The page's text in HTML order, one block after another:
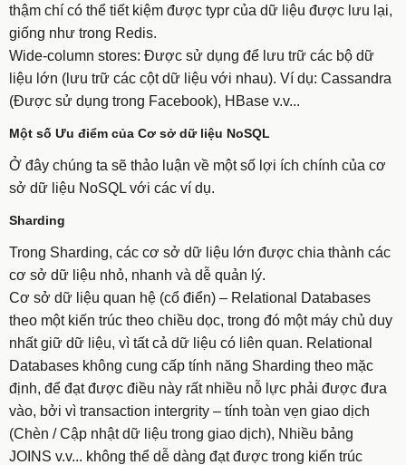
thậm chí có thể tiết kiệm được typr của dữ liệu được lưu lại,
giống như trong Redis.
​​​​​​​Wide-column stores: Được sử dụng để lưu trữ các bộ dữ
liệu lớn (lưu trữ các cột dữ liệu với nhau). Ví dụ: Cassandra
(Được sử dụng trong Facebook), HBase v.v...
Một số Ưu điểm của Cơ sở dữ liệu NoSQL
Ở đây chúng ta sẽ thảo luận về một số lợi ích chính của cơ
sở dữ liệu NoSQL với các ví dụ.
Sharding
Trong Sharding, các cơ sở dữ liệu lớn được chia thành các
cơ sở dữ liệu nhỏ, nhanh và dễ quản lý.
Cơ sở dữ liệu quan hệ (cổ điển) – Relational Databases
theo một kiến trúc theo chiều dọc, trong đó một máy chủ duy
nhất giữ dữ liệu, vì tất cả dữ liệu có liên quan. Relational
Databases không cung cấp tính năng Sharding theo mặc
định, để đạt được điều này rất nhiều nỗ lực phải được đưa
vào, bởi vì transaction intergrity – tính toàn vẹn giao dịch
(Chèn / Cập nhật dữ liệu trong giao dịch), Nhiều bảng
JOINS v.v... không thể dễ dàng đạt được trong kiến trúc